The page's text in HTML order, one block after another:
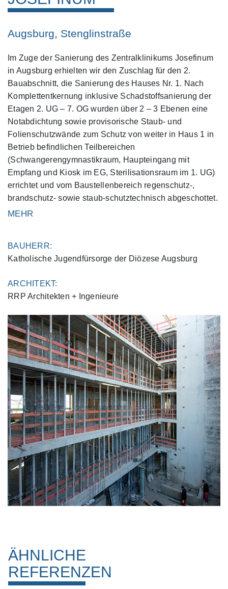
Augsburg, Stenglinstraße
Im Zuge der Sanierung des Zentralklinikums Josefinum
in Augsburg erhielten wir den Zuschlag für den 2.
Bauabschnitt, die Sanierung des Hauses Nr. 1. Nach
Komplettentkernung inklusive Schadstoffsanierung der
Etagen 2. UG – 7. OG wurden über 2 – 3 Ebenen eine
Notabdichtung sowie provisorische Staub- und
Folienschutzwände zum Schutz von weiter in Haus 1 in
Betrieb befindlichen Teilbereichen
(Schwangerengymnastikraum, Haupteingang mit
Empfang und Kiosk im EG, Sterilisationsraum im 1. UG)
errichtet und vom Baustellenbereich regenschutz-,
brandschutz- sowie staub-schutztechnisch abgeschottet.
MEHR
BAUHERR:
Katholische Jugendfürsorge der Diözese Augsburg
ARCHITEKT:
RRP Architekten + Ingenieure
ÄHNLICHE
REFERENZEN